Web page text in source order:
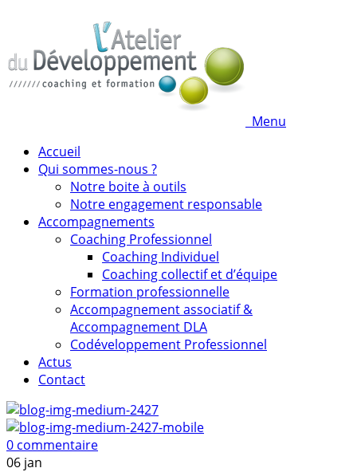
Menu
Accueil
Qui sommes-nous ?
Notre boite à outils
Notre engagement responsable
Accompagnements
Coaching Professionnel
Coaching Individuel
Coaching collectif et d’équipe
Formation professionnelle
Accompagnement associatif &
Accompagnement DLA
Codéveloppement Professionnel
Actus
Contact
0 commentaire
06 jan